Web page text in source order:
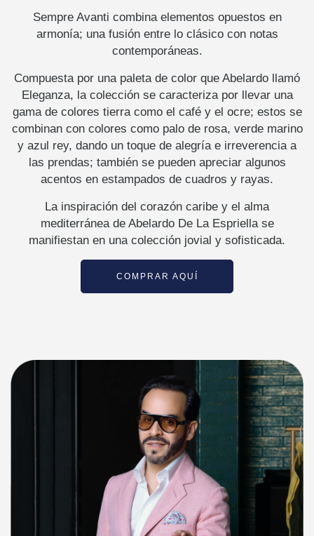
Sempre Avanti combina elementos opuestos en
armonía; una fusión entre lo clásico con notas
contemporáneas.
Compuesta por una paleta de color que Abelardo llamó
Eleganza, la colección se caracteriza por llevar una
gama de colores tierra como el café y el ocre; estos se
combinan con colores como palo de rosa, verde marino
y azul rey, dando un toque de alegría e irreverencia a
las prendas; también se pueden apreciar algunos
acentos en estampados de cuadros y rayas.
La inspiración del corazón caribe y el alma
mediterránea de Abelardo De La Espriella se
manifiestan en una colección jovial y sofisticada.
COMPRAR AQUÍ